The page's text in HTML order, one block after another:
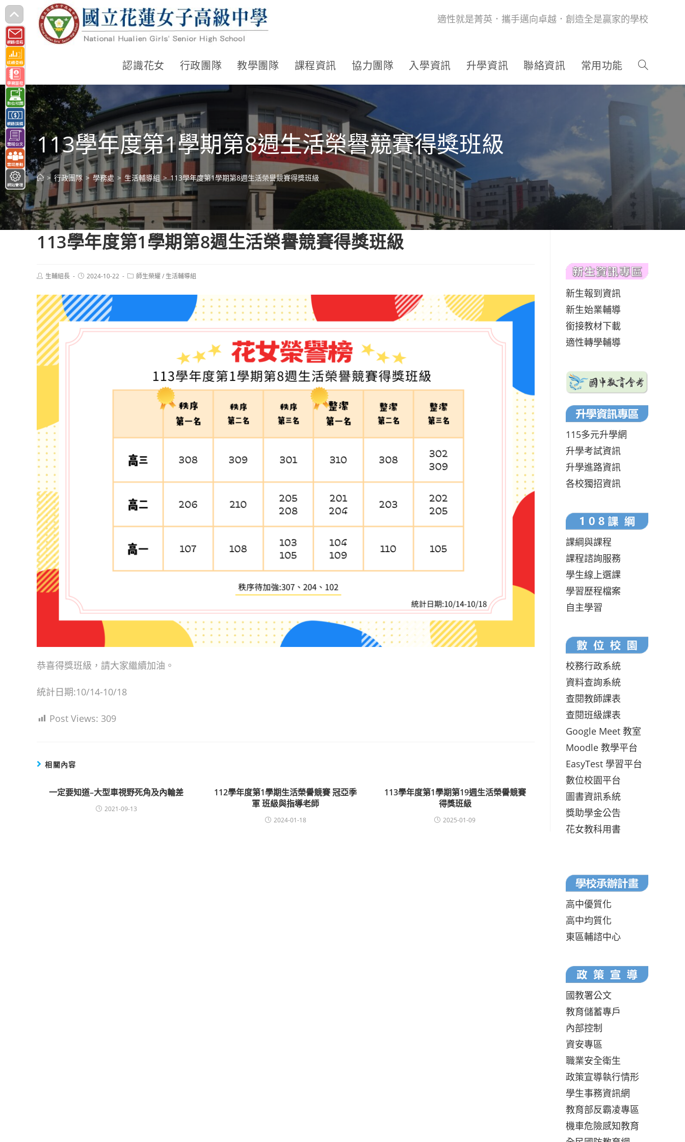
跳
轉
至
主
要
內
容
適性就是菁英．攜手邁向卓越．創造全是贏家的學校
認識花女 行政團隊 教學團隊 課程資訊 協力團隊 入學資訊 升學資訊 聯絡資訊 常用功能
113學年度第1學期第8週生活榮譽競賽得獎班級
> 行政團隊 > 學務處 > 生活輔導組 > 113學年度第1學期第8週生活榮譽競賽得獎班級
113學年度第1學期第8週生活榮譽競賽得獎班級
Post生輔組長
Post2024-10-22
Post師生榮耀/ 生活輔導組
恭喜得獎班級，請大家繼續加油。
統計日期:10/14-10/18
Post Views: 309
相關內容
一定要知道–大型車視野死角及內輪差
2021-09-13
112學年度第1學期生活榮譽競賽 冠亞季
軍 班級與指導老師
2024-01-18
113學年度第1學期第19週生活榮譽競賽
得獎班級
2025-01-09
新生報到資訊
新生始業輔導
銜接教材下載
適性轉學輔導
115多元升學網
升學考試資訊
升學進路資訊
各校獨招資訊
課綱與課程
課程諮詢服務
學生線上選課
學習歷程檔案
自主學習
校務行政系統
資料查詢系統
查閱教師課表
查閱班級課表
Google Meet 教室
Moodle 教學平台
EasyTest 學習平台
數位校園平台
圖書資訊系統
獎助學金公告
花女教科用書
高中優質化
高中均質化
東區輔諮中心
國教署公文
教育儲蓄專戶
內部控制
資安專區
職業安全衛生
政策宣導執行情形
學生事務資訊網
教育部反霸凌專區
機車危險感知教育